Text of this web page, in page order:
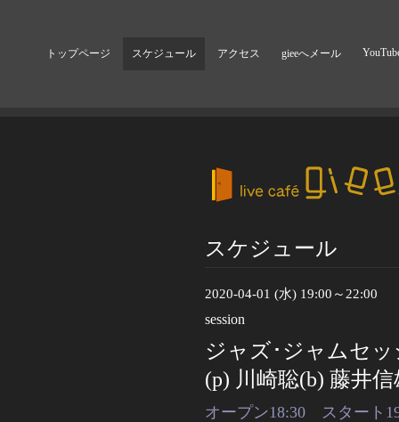
トップページ スケジュール アクセス gieeへメール
スケジュール
2020-04-01 (水) 19:00～22:00
session
ジャズ･ジャムセ
(p) 川崎聡(b) 藤井信
オープン18:30 スタート